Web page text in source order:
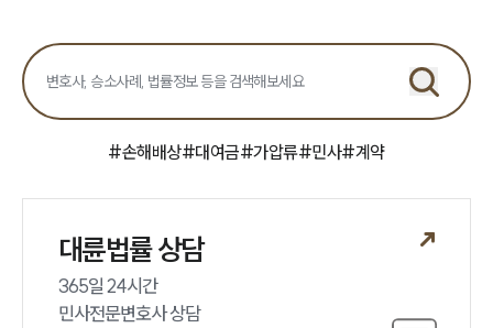
#손해배상#대여금#가압류#민사#계약
대륜법률 상담
365일 24시간
민사전문변호사 상담